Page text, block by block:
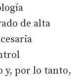
de alta
y, por lo tanto,